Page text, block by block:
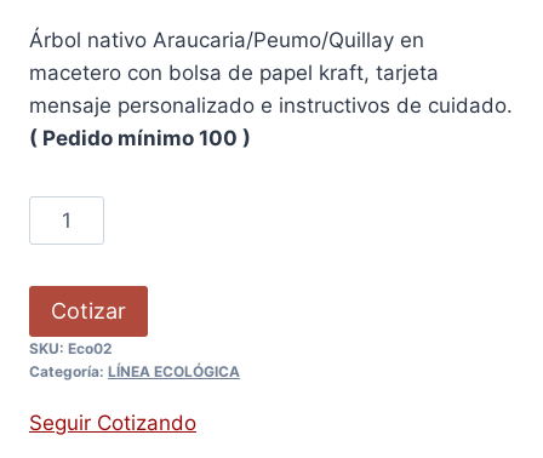
Árbol nativo Araucaria/Peumo/Quillay en
macetero con bolsa de papel kraft, tarjeta
mensaje personalizado e instructivos de cuidado.
( Pedido mínimo 100 )
Cotizar
SKU: Eco02
Categoría: LÍNEA ECOLÓGICA
Seguir Cotizando